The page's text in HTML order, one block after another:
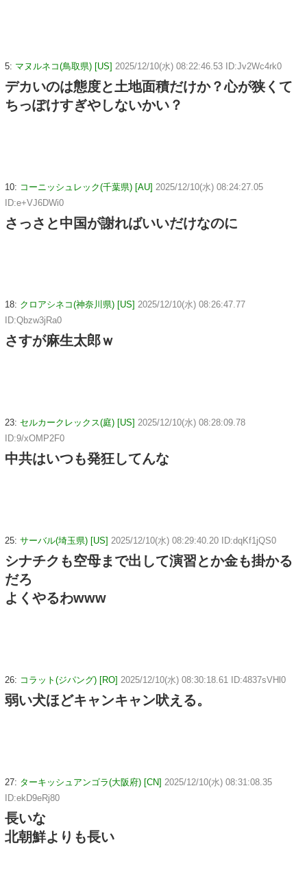
5: マヌルネコ(鳥取県) [US] 2025/12/10(水) 08:22:46.53 ID:Jv2Wc4rk0
デカいのは態度と土地面積だけか？心が狭くて
ちっぽけすぎやしないかい？
10: コーニッシュレック(千葉県) [AU] 2025/12/10(水) 08:24:27.05
ID:e+VJ6DWi0
さっさと中国が謝ればいいだけなのに
18: クロアシネコ(神奈川県) [US] 2025/12/10(水) 08:26:47.77
ID:Qbzw3jRa0
さすが麻生太郎ｗ
23: セルカークレックス(庭) [US] 2025/12/10(水) 08:28:09.78
ID:9/xOMP2F0
中共はいつも発狂してんな
25: サーバル(埼玉県) [US] 2025/12/10(水) 08:29:40.20 ID:dqKf1jQS0
シナチクも空母まで出して演習とか金も掛かる
だろ
よくやるわwww
26: コラット(ジパング) [RO] 2025/12/10(水) 08:30:18.61 ID:4837sVHl0
弱い犬ほどキャンキャン吠える。
27: ターキッシュアンゴラ(大阪府) [CN] 2025/12/10(水) 08:31:08.35
ID:ekD9eRj80
長いな
北朝鮮よりも長い